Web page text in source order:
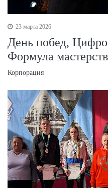
23 марта 2026
День побед,
Формула
Корпорация